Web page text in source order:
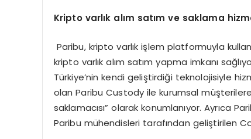
Kripto varlık alım satım ve saklama
Paribu, kripto varlık işlem platformuyla
kripto varlık alım satım yapma imkanı
Türkiye’nin kendi geliştirdiği teknolojisiyle
olan Paribu Custody ile kurumsal
saklamacısı” olarak konumlanıyor. Ayrıca
Paribu mühendisleri tarafından geliştirilen